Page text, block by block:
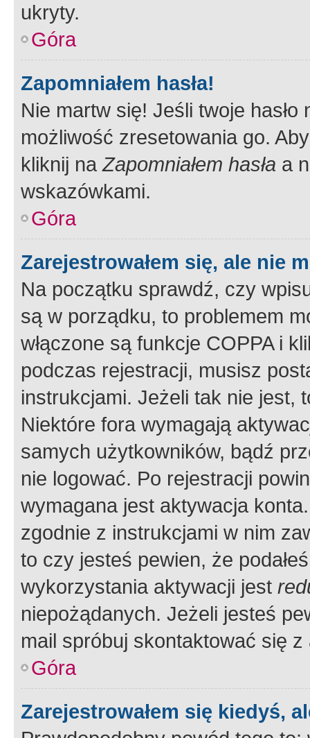
ukryty.
Góra
Zapomniałem hasła!
Nie martw się! Jeśli twoje
możliwość zresetowania go.
kliknij naZapomniałem hasła a
wskazówkami.
Góra
Zarejestrowałem się, ale nie
Na początku sprawdź, czy
są w porządku, to problemem
włączone są funkcje COPPA i
podczas rejestracji, musisz
instrukcjami. Jeżeli tak nie jest,
Niektóre fora wymagają
samych użytkowników, bądź
nie logować. Po rejestracji
wymagana jest aktywacja
zgodnie z instrukcjami w nim
to czy jesteś pewien, że
wykorzystania aktywacji jest
niepożądanych. Jeżeli jesteś
mail spróbuj skontaktować się
Góra
Zarejestrowałem się kiedyś,